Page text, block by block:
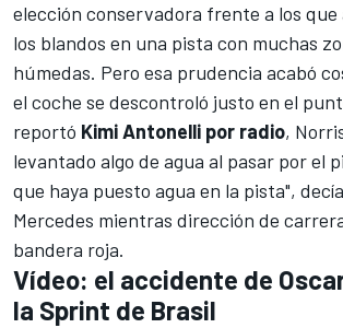
elección conservadora frente a los
los blandos en una pista con muchas
húmedas. Pero esa prudencia acabó
el coche se descontroló justo en el
reportó Kimi Antonelli por radio,
levantado algo de agua al pasar por el
que haya puesto agua en la pista",
Mercedes mientras dirección de
bandera roja.
Vídeo: el accidente de
la Sprint de Brasil